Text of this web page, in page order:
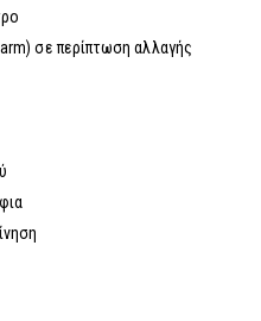
σε περίπτωση αλλαγής